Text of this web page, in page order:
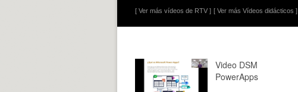
[ Ver más vídeos de RTV ] [ Ver más Vídeos didácticos ]
Video DSM
PowerApps